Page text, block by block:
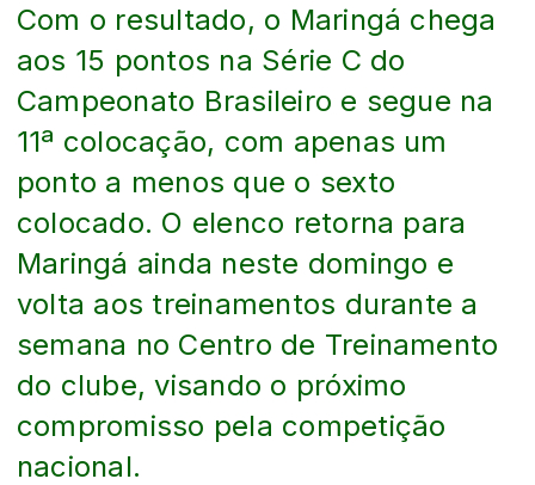
Com o resultado, o Maringá chega
aos 15 pontos na Série C do
Campeonato Brasileiro e segue na
11ª colocação, com apenas um
ponto a menos que o sexto
colocado. O elenco retorna para
Maringá ainda neste domingo e
volta aos treinamentos durante a
semana no Centro de Treinamento
do clube, visando o próximo
compromisso pela competição
nacional.